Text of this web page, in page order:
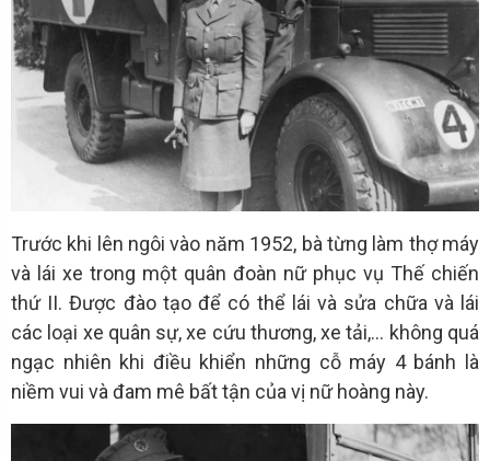
Trước khi lên ngôi vào năm 1952, bà từng làm thợ máy
và lái xe trong một quân đoàn nữ phục vụ Thế chiến
thứ II. Được đào tạo để có thể lái và sửa chữa và lái
các loại xe quân sự, xe cứu thương, xe tải,... không quá
ngạc nhiên khi điều khiển những cỗ máy 4 bánh là
niềm vui và đam mê bất tận của vị nữ hoàng này.